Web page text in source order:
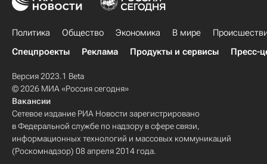
Политика Общество Экономика В мире
Спецпроекты
Реклама Продукты и сервисы Пресс-
Версия 2023.1 Beta
© 2026 МИА «Россия сегодня»
Вакансии
Сетевое издание РИА Новости зарегистрировано
в Федеральной службе по надзору в сфере связи,
информационных технологий и массовых коммуникаций
(Роскомнадзор) 08 апреля 2014 года.